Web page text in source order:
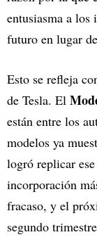
entusiasma a los
futuro en lugar
Esto se refleja
de Tesla. El
están entre los
modelos ya
logró replicar
incorporación
fracaso, y el
segundo